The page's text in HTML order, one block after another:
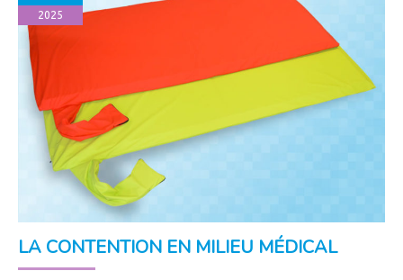
2025
LA CONTENTION EN MILIEU MÉDICAL